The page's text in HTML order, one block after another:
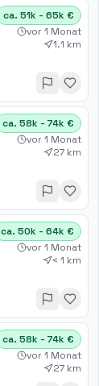
ca. 51k - 65k €
vor 1 Monat
1.1 km
ca. 58k - 74k €
vor 1 Monat
27 km
ca. 50k - 64k €
vor 1 Monat
< 1 km
ca. 58k - 74k €
vor 1 Monat
27 km